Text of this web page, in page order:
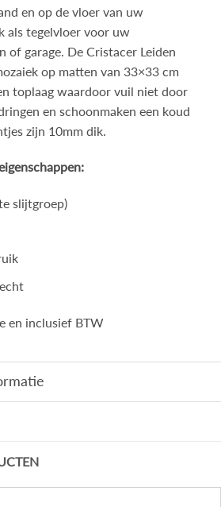
en op de vloer van uw
als tegelvloer voor uw
of garage. De Cristacer Leiden
op matten van 33×33 cm
toplaag waardoor vuil niet door
en schoonmaken een koud
zijn 10mm dik.
slijtgroep)
en inclusief BTW